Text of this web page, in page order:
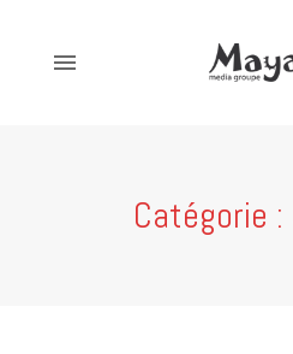
Catégorie :